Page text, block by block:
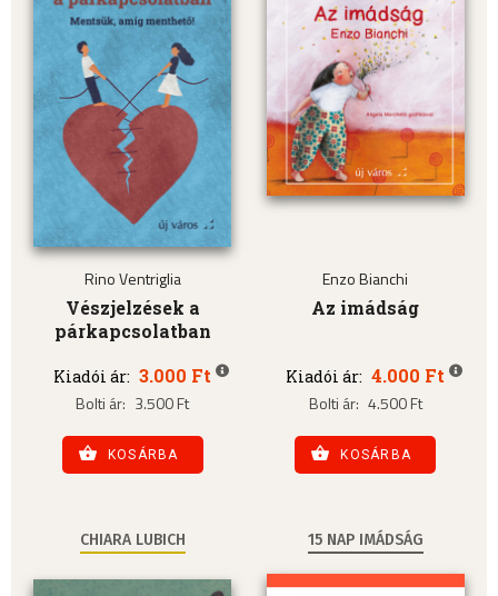
Rino Ventriglia
Vészjelzések a
párkapcsolatban
Kiadói ár: 3.000 Ft
Bolti ár: 3.500 Ft
KOSÁRBA
Enzo Bianchi
Az imádság
Kiadói ár: 4.000 Ft
Bolti ár: 4.500 Ft
KOSÁRBA
CHIARA LUBICH 15 NAP IMÁDSÁG